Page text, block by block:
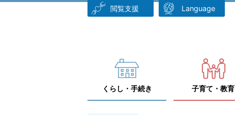
閲覧支援 Language
くらし・手続き 子育て・教育